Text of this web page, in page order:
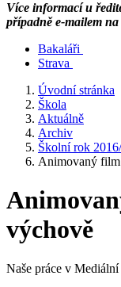
Více informací u
případně e-mailem na
Bakaláři
Strava
Úvodní stránka
Škola
Aktuálně
Archiv
Školní rok
Animovaný
výchově
Naše práce v